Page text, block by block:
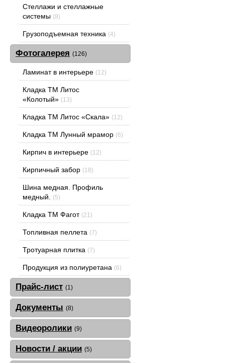
Стеллажи и стеллажные
системы (8)
Грузоподъемная техника (4)
Фотогалерея (126)
Ламинат в интерьере (12)
Кладка ТМ Литос
«Колотый» (13)
Кладка ТМ Литос «Скала» (12)
Кладка ТМ Лунный мрамор (6)
Кирпич в интерьере (12)
Кирпичный забор (18)
Шина медная. Профиль
медный.
(5)
Кладка ТМ Фагот (21)
Топливная пеллета (7)
Тротуарная плитка (7)
Продукция из полиуретана (6)
Прайс-лист (1)
Документы (8)
Видеоролики (9)
Новости / акции (5)